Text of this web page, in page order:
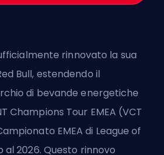
rinnovato la sua
Bull, estendendo il
di bevande energetiche
Champions Tour EMEA (VCT
EMEA di League of
al 2026. Questo rinnovo